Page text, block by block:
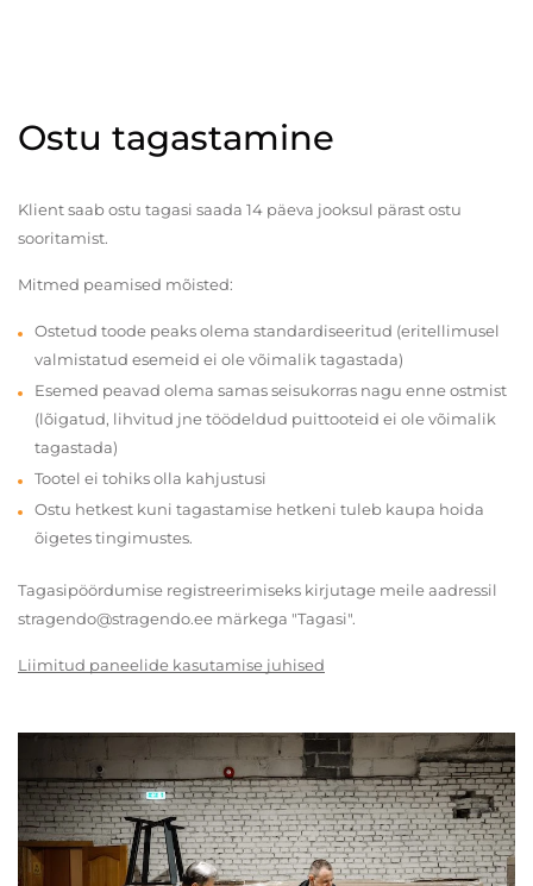
Ostu tagastamine
Klient saab ostu tagasi saada 14 päeva jooksul pärast ostu
sooritamist.
Mitmed peamised mõisted:
Ostetud toode peaks olema standardiseeritud (eritellimusel
valmistatud esemeid ei ole võimalik tagastada)
Esemed peavad olema samas seisukorras nagu enne ostmist
(lõigatud, lihvitud jne töödeldud puittooteid ei ole võimalik
tagastada)
Tootel ei tohiks olla kahjustusi
Ostu hetkest kuni tagastamise hetkeni tuleb kaupa hoida
õigetes tingimustes.
Tagasipöördumise registreerimiseks kirjutage meile aadressil
stragendo@stragendo.ee märkega "Tagasi".
Liimitud paneelide kasutamise juhised